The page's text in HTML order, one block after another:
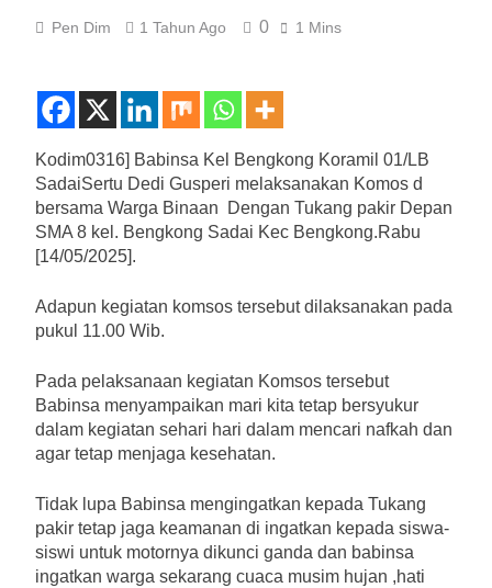
Pen Dim 1 Tahun Ago 0 1 Mins
Kodim0316] Babinsa Kel Bengkong Koramil 01/LB
SadaiSertu Dedi Gusperi melaksanakan Komos d
bersama Warga Binaan Dengan Tukang pakir Depan
SMA 8 kel. Bengkong Sadai Kec Bengkong.Rabu
[14/05/2025].
Adapun kegiatan komsos tersebut dilaksanakan pada
pukul 11.00 Wib.
Pada pelaksanaan kegiatan Komsos tersebut
Babinsa menyampaikan mari kita tetap bersyukur
dalam kegiatan sehari hari dalam mencari nafkah dan
agar tetap menjaga kesehatan.
Tidak lupa Babinsa mengingatkan kepada Tukang
pakir tetap jaga keamanan di ingatkan kepada siswa-
siswi untuk motornya dikunci ganda dan babinsa
ingatkan warga sekarang cuaca musim hujan ,hati